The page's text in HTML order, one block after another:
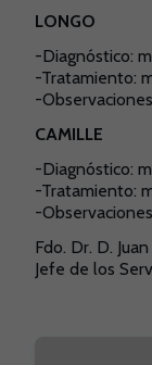
LONGO
-Diagnóstico:
-Tratamiento:
-
CAMILLE
-Diagnóstico:
-Tratamiento:
-
Fdo. Dr. D.
Jefe de los